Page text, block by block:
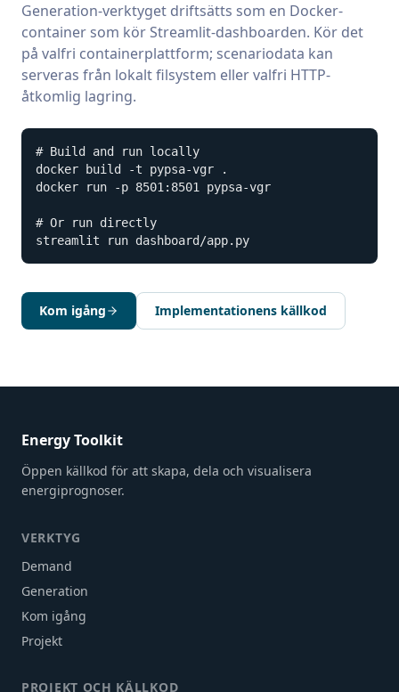
Generation-verktyget driftsätts som en Docker-
container som kör Streamlit-dashboarden. Kör det
på valfri containerplattform; scenariodata kan
serveras från lokalt filsystem eller valfri HTTP-
åtkomlig lagring.
# Build and run locally
docker build -t pypsa-vgr .
docker run -p 8501:8501 pypsa-vgr
# Or run directly
streamlit run dashboard/app.py
Kom igång Implementationens källkod
Energy Toolkit
Öppen källkod för att skapa, dela och visualisera
energiprognoser.
VERKTYG
Demand
Generation
Kom igång
Projekt
PROJEKT OCH KÄLLKOD